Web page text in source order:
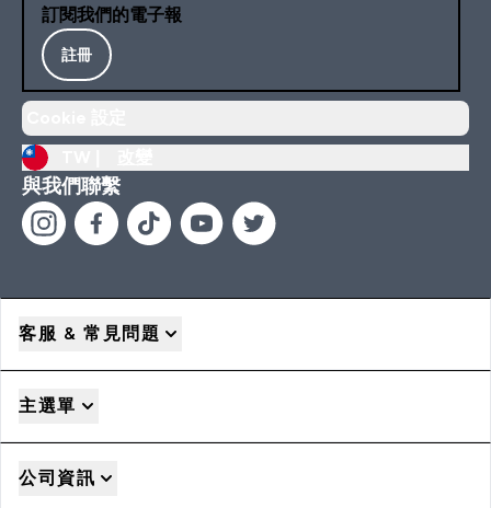
訂閱我們的電子報
註冊
與我們聯繫
客服 & 常見問題
主選單
公司資訊